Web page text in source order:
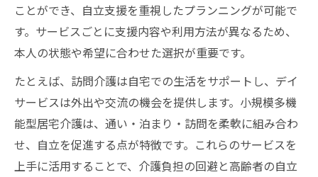
ことができ、自立支援を重視したプランニングが可能で
す。サービスごとに支援内容や利用方法が異なるため、
本人の状態や希望に合わせた選択が重要です。
たとえば、訪問介護は自宅での生活をサポートし、デイ
サービスは外出や交流の機会を提供します。小規模多機
能型居宅介護は、通い・泊まり・訪問を柔軟に組み合わ
せ、自立を促進する点が特徴です。これらのサービスを
上手に活用することで、介護負担の回避と高齢者の自立